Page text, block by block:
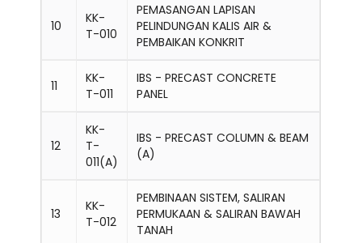
10
KK-
T-010
PEMASANGAN LAPISAN
PELINDUNGAN KALIS AIR &
PEMBAIKAN KONKRIT
11
KK-
T-011
IBS - PRECAST CONCRETE
PANEL
12
KK-
T-
011(A)
IBS - PRECAST COLUMN & BEAM
(A)
13
KK-
T-012
PEMBINAAN SISTEM, SALIRAN
PERMUKAAN & SALIRAN BAWAH
TANAH